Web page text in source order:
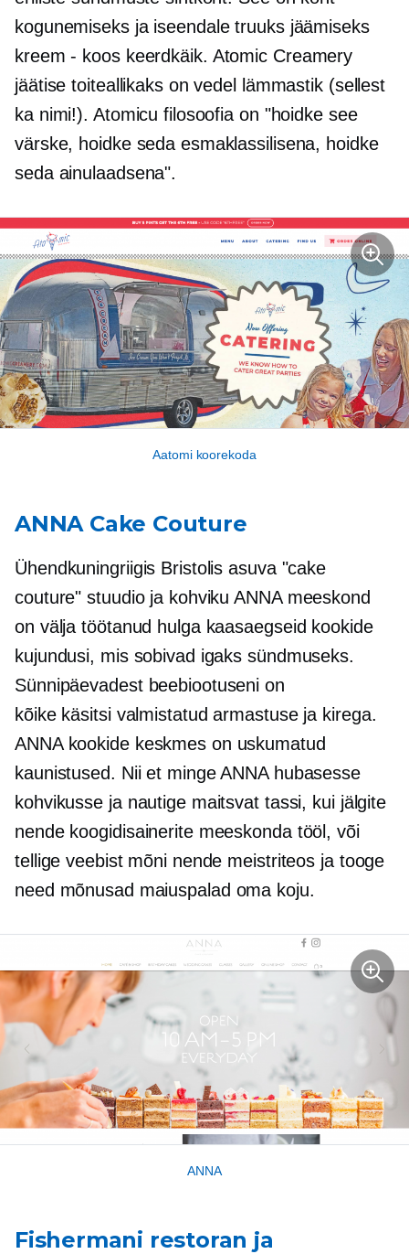
kogunemiseks ja iseendale truuks jäämiseks
kreem - kooskeerdkäik. Atomic Creamery
jäätise toiteallikaks on vedel lämmastik (sellest
ka nimi!). Atomicu filosoofia on "hoidke see
värske, hoidke seda esmaklassilisena, hoidke
seda ainulaadsena".
Aatomi koorekoda
ANNA Cake Couture
Ühendkuningriigis Bristolis asuva "cake
couture" stuudio ja kohviku ANNA meeskond
on välja töötanud hulga kaasaegseid kookide
kujundusi, mis sobivad igaks sündmuseks.
Sünnipäevadest beebiootuseni on
kõike käsitsi valmistatud armastuse ja kirega.
ANNA kookide keskmes on uskumatud
kaunistused. Nii et minge ANNA hubasesse
kohvikusse ja nautige maitsvat tassi, kui jälgite
nende koogidisainerite meeskonda tööl, või
tellige veebist mõni nende meistriteos ja tooge
need mõnusad maiuspalad oma koju.
ANNA
Fishermani restoran ja